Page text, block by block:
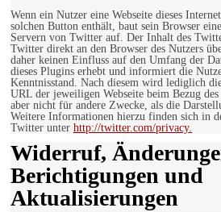
Wenn ein Nutzer eine Webseite dieses
solchen Button enthält, baut sein Browser
Servern von Twitter auf. Der Inhalt des
Twitter direkt an den Browser des Nutzers
daher keinen Einfluss auf den Umfang der
dieses Plugins erhebt und informiert die
Kenntnisstand. Nach diesem wird lediglich
URL der jeweiligen Webseite beim Bezug
aber nicht für andere Zwecke, als die
Weitere Informationen hierzu finden sich in
Twitter unter http://twitter.com/privacy.
Widerruf,
Berichtigungen und
Aktualisierungen